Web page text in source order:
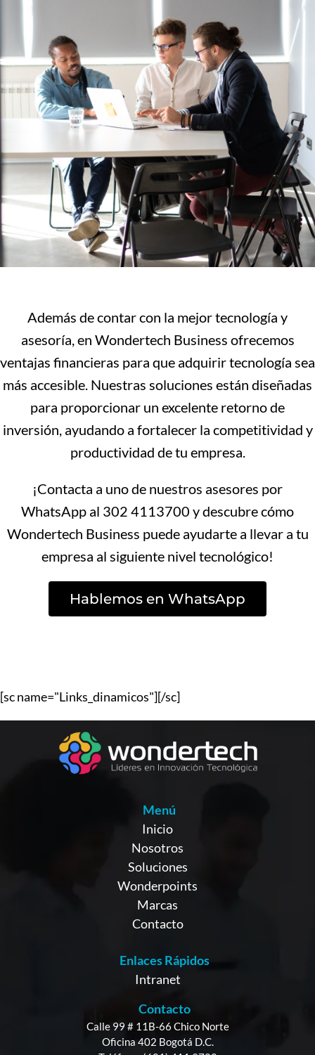
Además de contar con la mejor tecnología y
asesoría, en Wondertech Business ofrecemos
ventajas financieras para que adquirir tecnología sea
más accesible. Nuestras soluciones están diseñadas
para proporcionar un excelente retorno de
inversión, ayudando a fortalecer la competitividad y
productividad de tu empresa.
¡Contacta a uno de nuestros asesores por
WhatsApp al 302 4113700 y descubre cómo
Wondertech Business puede ayudarte a llevar a tu
empresa al siguiente nivel tecnológico!
Hablemos en WhatsApp
[sc name="Links_dinamicos"][/sc]
Menú
Inicio
Nosotros
Soluciones
Wonderpoints
Marcas
Contacto
Enlaces Rápidos
Intranet
Contacto
Calle 99 # 11B-66 Chico Norte
Oficina 402 Bogotá D.C.